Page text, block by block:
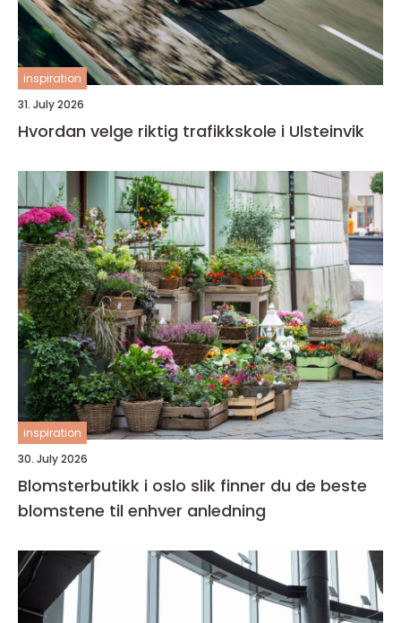
inspiration
31. July 2026
Hvordan velge riktig trafikkskole i Ulsteinvik
inspiration
30. July 2026
Blomsterbutikk i oslo slik finner du de beste
blomstene til enhver anledning